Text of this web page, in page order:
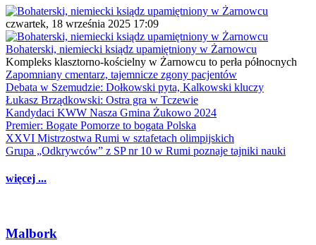
czwartek, 18 września 2025 17:09
Bohaterski, niemiecki ksiądz upamiętniony w Żarnowcu
Kompleks klasztorno-kościelny w Żarnowcu to perła północnych
Zapomniany cmentarz, tajemnicze zgony pacjentów
Debata w Szemudzie: Dołkowski pyta, Kalkowski kluczy
Łukasz Brządkowski: Ostra gra w Tczewie
Kandydaci KWW Nasza Gmina Żukowo 2024
Premier: Bogate Pomorze to bogata Polska
XXVI Mistrzostwa Rumi w sztafetach olimpijskich
Grupa „Odkrywców” z SP nr 10 w Rumi poznaje tajniki nauki
więcej ...
Malbork